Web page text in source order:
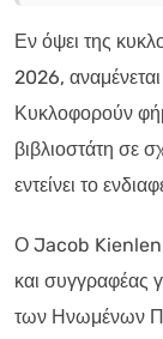
Εν όψει της
2026,
Κυκλοφορούν
βιβλιοστάτη σε
εντείνει το
Ο Jacob Kienlen,
και συγγραφέας
των Ηνωμένων